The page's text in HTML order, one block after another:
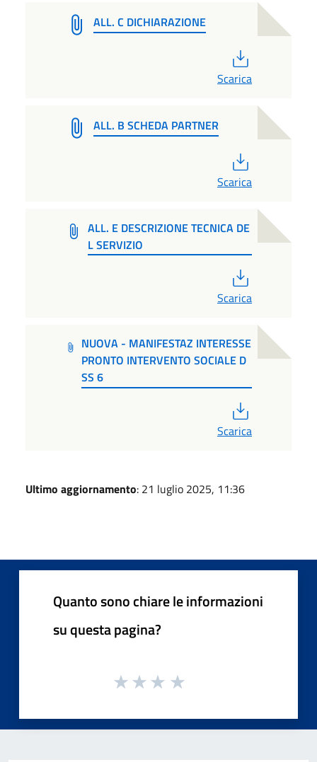
ALL. C DICHIARAZIONE
Scarica
ALL. B SCHEDA PARTNER
Scarica
ALL. E DESCRIZIONE TECNICA DE
L SERVIZIO
Scarica
NUOVA - MANIFESTAZ INTERESSE
PRONTO INTERVENTO SOCIALE D
SS 6
Scarica
Ultimo aggiornamento: 21 luglio 2025, 11:36
Quanto sono chiare le informazioni
su questa pagina?